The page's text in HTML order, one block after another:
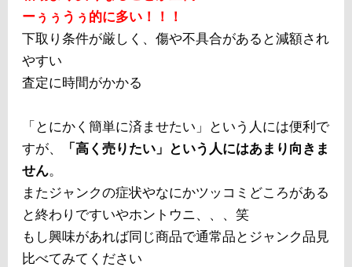
ーぅぅうぅ的に多い！！！
下取り条件が厳しく、傷や不具合があると減額され
やすい
査定に時間がかかる
「とにかく簡単に済ませたい」という人には便利で
すが、
「高く売りたい」という人にはあまり向きま
せん。
またジャンクの症状やなにかツッコミどころがある
と終わりですいやホントウニ、、、笑
もし興味があれば同じ商品で通常品とジャンク品見
比べてみてください